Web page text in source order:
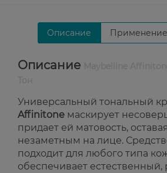
Описание Применение
Описание
Универсальный тональный
Affinitone маскирует
придает ей матовость,
незаметным на лице.
подходит для любого типа
обеспечивает естественный,